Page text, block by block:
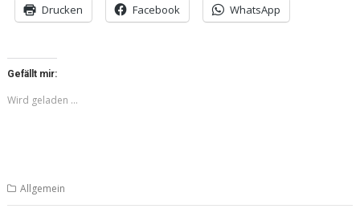
Drucken Facebook WhatsApp
Gefällt mir:
Wird geladen …
Allgemein